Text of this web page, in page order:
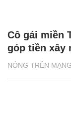
NÓNG TRÊN MẠNG
Cô gái miền
góp tiền xây